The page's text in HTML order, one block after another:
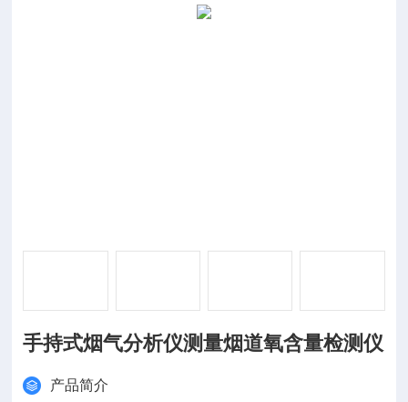
手持式烟气分析仪测量烟道氧含量检测仪
产品简介